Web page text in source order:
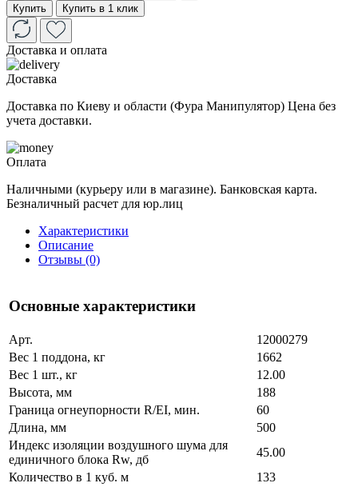
Купить
Купить в 1 клик
Доставка и оплата
Доставка
Доставка по Киеву и области (Фура Манипулятор) Цена без
учета доставки.
Оплата
Наличными (курьеру или в магазине). Банковская карта.
Безналичный расчет для юр.лиц
Характеристики
Описание
Отзывы (0)
Основные характеристики
Арт.
12000279
Вес 1 поддона, кг
1662
Вес 1 шт., кг
12.00
Высота, мм
188
Граница огнеупорности R/EI, мин.
60
Длина, мм
500
Индекс изоляции воздушного шума для
единичного блока Rw, дб
45.00
Количество в 1 куб. м
133